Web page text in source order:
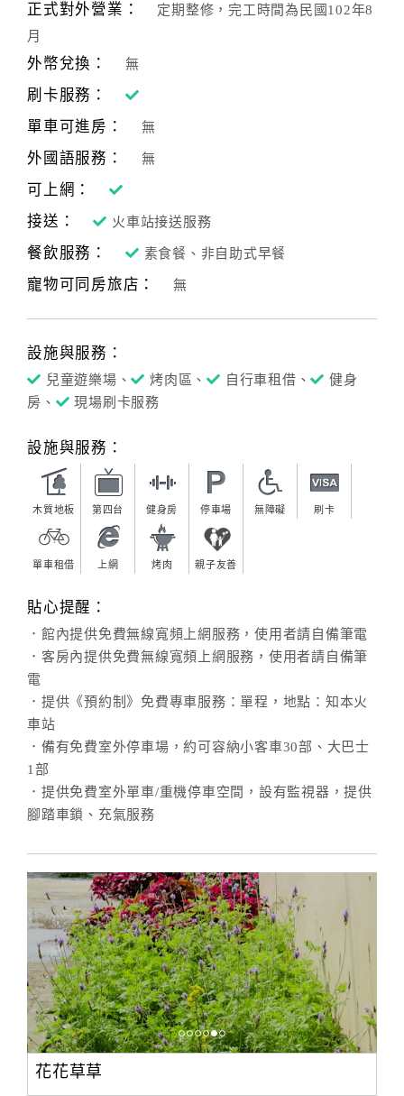
商
品
宣
正式對外營業：
定期整修，完工時間為民國102年8
月
外幣兌換： 無
刷卡服務：
單車可進房：
無
外國語服務： 無
可上網：
接送：
火車站接送服務
餐飲服務： 素食餐、非自助式早餐
寵物可同房旅店： 無
設施與服務：
兒童遊樂場、 烤肉區、 自行車租借、
健身
房、
現場刷卡服務
設施與服務：
木質地板 第四台 健身房 停車場 無障礙 刷卡
單車租借 上網 烤肉 親子友善
貼心提醒：
．館內提供免費無線寬頻上網服務，使用者請自備筆電
．客房內提供免費無線寬頻上網服務，使用者請自備筆
電
．提供《預約制》免費專車服務：單程，地點：知本火
車站
．備有免費室外停車場，約可容納小客車30部、大巴士
1部
．提供免費室外單車/重機停車空間，設有監視器，提供
腳踏車鎖、充氣服務
花花草草